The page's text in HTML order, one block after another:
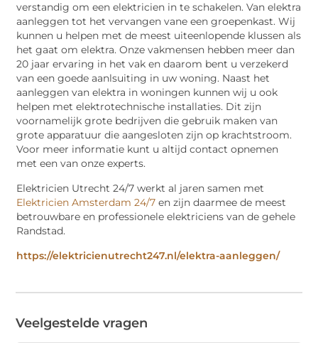
verstandig om een elektricien in te schakelen. Van elektra
aanleggen tot het vervangen vane een groepenkast. Wij
kunnen u helpen met de meest uiteenlopende klussen als
het gaat om elektra. Onze vakmensen hebben meer dan
20 jaar ervaring in het vak en daarom bent u verzekerd
van een goede aanlsuiting in uw woning. Naast het
aanleggen van elektra in woningen kunnen wij u ook
helpen met elektrotechnische installaties. Dit zijn
voornamelijk grote bedrijven die gebruik maken van
grote apparatuur die aangesloten zijn op krachtstroom.
Voor meer informatie kunt u altijd contact opnemen
met een van onze experts.
Elektricien Utrecht 24/7 werkt al jaren samen met
Elektricien Amsterdam 24/7 en zijn daarmee de meest
betrouwbare en professionele elektriciens van de gehele
Randstad.
https://elektricienutrecht247.nl/elektra-aanleggen/
Veelgestelde vragen